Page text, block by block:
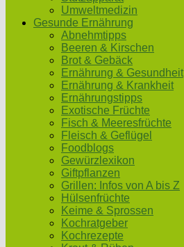
Umweltmedizin
Gesunde Ernährung
Abnehmtipps
Beeren & Kirschen
Brot & Gebäck
Ernährung & Gesundheit
Ernährung & Krankheit
Ernährungstipps
Exotische Früchte
Fisch & Meeresfrüchte
Fleisch & Geflügel
Foodblogs
Gewürzlexikon
Giftpflanzen
Grillen: Infos von A bis Z
Hülsenfrüchte
Keime & Sprossen
Kochratgeber
Kochrezepte